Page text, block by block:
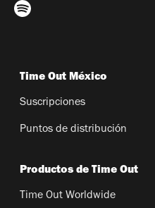
Time Out México
Suscripciones
Puntos de distribución
Productos de Time Out
Time Out Worldwide